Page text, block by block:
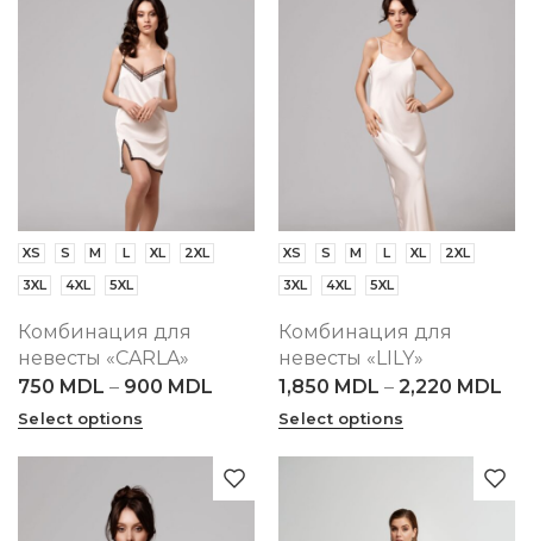
XS S M L XL
2XL
3XL
4XL 5XL
Комбинация для
невесты «CARLA»
750 MDL – 900 MDL
Select options
XS S M L XL
2XL
3XL
4XL 5XL
Комбинация для
невесты «LILY»
1,850 MDL – 2,220 MDL
Select options